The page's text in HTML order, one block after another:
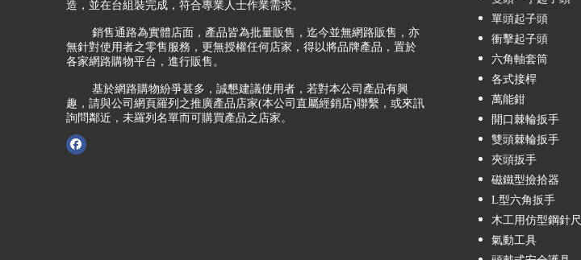
造，並在台組裝完成，符合專業人士作業需求。
銷售通路為實體店面，產品皆為批量販售，迄今並無網路販售，亦
無針對使用者之零售服務，更無授權任何店家，得以將品牌產品，置於
各家網路購物平台，進行販售。
基於網路購物紛爭甚多，誠懇建議使用者，若對本公司產品有興
趣，請與公司網頁羅列之推廣產品店家(本公司直屬經銷店)聯繫，或來訊
詢問鄰近，未羅列名單而可購買產品之店家。
單頭起子頭
衝擊起子頭
六角軸套筒
各式接桿
萬能鉗
開口棘輪扳手
雙頭棘輪扳手
夾頭扳手
磁鐵型撿拾器
L型六角扳手
木工用仿型鋼針尺
氣動工具